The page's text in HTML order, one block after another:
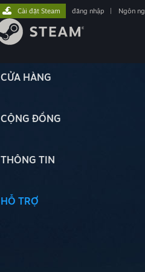
CỬA HÀNG
CỘNG ĐỒNG
THÔNG TIN
HỖ TRỢ
Cài đặt Steam đăng nhập Ngôn